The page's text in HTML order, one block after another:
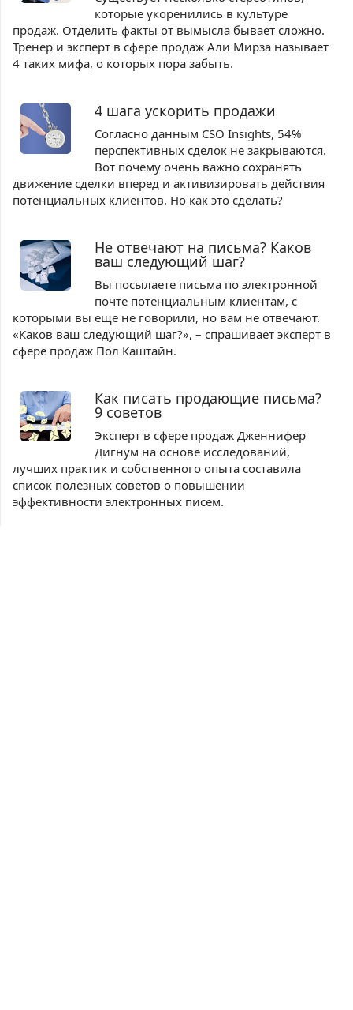
которые укоренились в культуре
продаж. Отделить факты от вымысла бывает сложно.
Тренер и эксперт в сфере продаж Али Мирза называет
4 таких мифа, о которых пора забыть.
4 шага ускорить продажи
Согласно данным CSO Insights, 54%
перспективных сделок не закрываются.
Вот почему очень важно сохранять
движение сделки вперед и активизировать действия
потенциальных клиентов. Но как это сделать?
Не отвечают на письма? Каков
ваш следующий шаг?
Вы посылаете письма по электронной
почте потенциальным клиентам, с
которыми вы еще не говорили, но вам не отвечают.
«Каков ваш следующий шаг?», – спрашивает эксперт в
сфере продаж Пол Каштайн.
Как писать продающие письма?
9 советов
Эксперт в сфере продаж Дженнифер
Дигнум на основе исследований,
лучших практик и собственного опыта составила
список полезных советов о повышении
эффективности электронных писем.